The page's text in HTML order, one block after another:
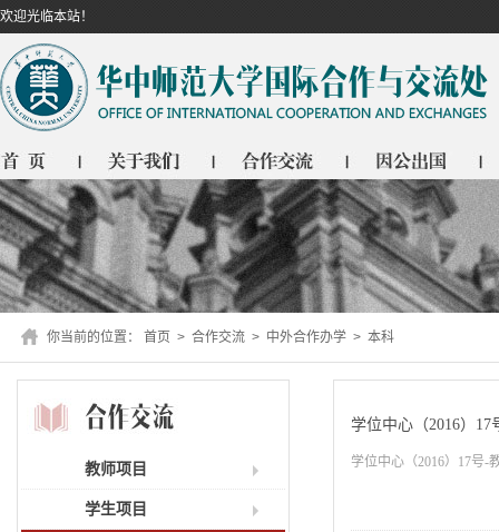
欢迎光临本站！
你当前的位置： 首页 > 合作交流 > 中外合作办学 > 本科
教师项目
学生项目
学位中心（2016）
学位中心（2016）17号-